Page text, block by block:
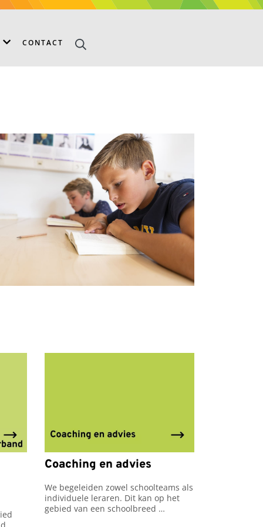
CONTACT
Coaching en advies
We begeleiden zowel schoolteams als
individuele leraren. Dit kan op het
gebied van een schoolbreed